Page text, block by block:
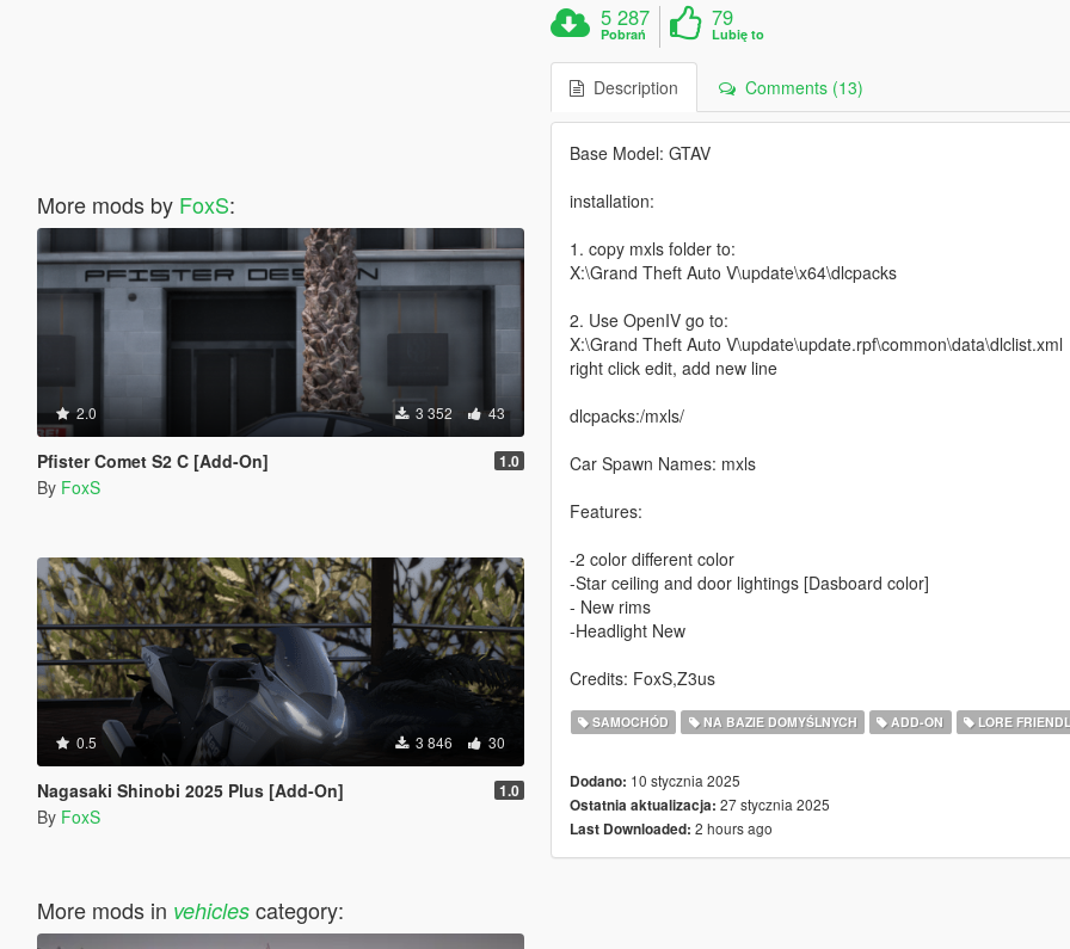
More mods by FoxS:
2.0 3 352 43
Pfister Comet S2 C [Add-On] 1.0
By FoxS
0.5 3 846 30
Nagasaki Shinobi 2025 Plus [Add-On] 1.0
By FoxS
More mods in vehiclescategory:
5 287
Pobrań
79
Lubię to
Description Comments (13)
Base Model: GTAV
installation:
1. copy mxls folder to:
X:\Grand Theft Auto V\update\x64\dlcpacks
2. Use OpenIV go to:
X:\Grand Theft Auto V\update\update.rpf\common\data\dlclist.xml
right click edit, add new line
dlcpacks:/mxls/
Car Spawn Names: mxls
Features:
-2 color different color
-Star ceiling and door lightings [Dasboard color]
- New rims
-Headlight New
Credits: FoxS,Z3us
SAMOCHÓD NA BAZIE DOMYŚLNYCH ADD-ON LORE
Dodano: 10 stycznia 2025
Ostatnia aktualizacja: 27 stycznia 2025
Last Downloaded: 2 hours ago